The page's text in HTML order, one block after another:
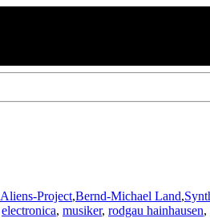
Aliens-Project,Bernd-Michael Land,
electronica, musiker, rodgau hainhausen,